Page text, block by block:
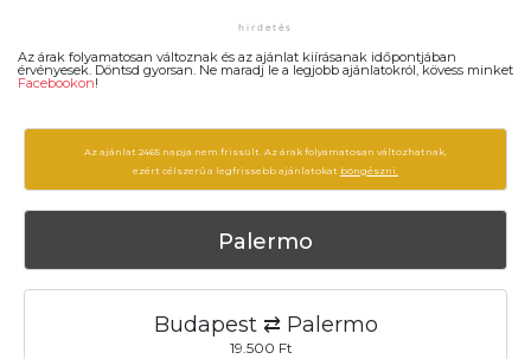
Az árak folyamatosan változnak és az ajánlat kiírásanak időpontjában
érvényesek. Döntsd gyorsan. Ne maradj le a legjobb ajánlatokról, kövess minket
Facebookon!
Az ajánlat 2465 napja nem frissült. Az árak folyamatosan változhatnak,
ezért célszerű a legfrissebb ajánlatokat böngészni.
Palermo
Budapest ⇄ Palermo
19.500 Ft